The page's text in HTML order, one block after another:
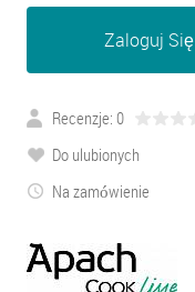
Zaloguj Się
Recenzje: 0
Do ulubionych
Na zamówienie